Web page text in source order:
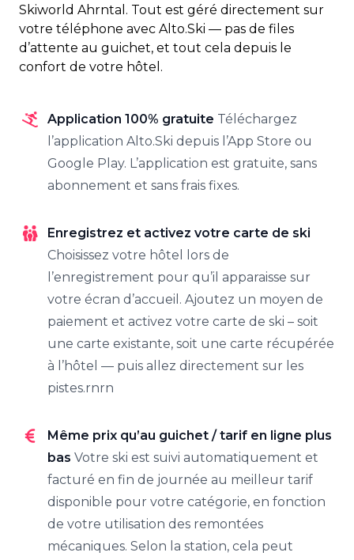
Skiworld Ahrntal. Tout est géré directement sur
votre téléphone avec Alto.Ski — pas de files
d’attente au guichet, et tout cela depuis le
confort de votre hôtel.
Application 100% gratuite Téléchargez
l’application Alto.Ski depuis l’App Store ou
Google Play. L’application est gratuite, sans
abonnement et sans frais fixes.
Enregistrez et activez votre carte de ski
Choisissez votre hôtel lors de
l’enregistrement pour qu’il apparaisse sur
votre écran d’accueil. Ajoutez un moyen de
paiement et activez votre carte de ski – soit
une carte existante, soit une carte récupérée
à l’hôtel — puis allez directement sur les
pistes.rnrn
Même prix qu’au guichet / tarif en ligne plus
bas Votre ski est suivi automatiquement et
facturé en fin de journée au meilleur tarif
disponible pour votre catégorie, en fonction
de votre utilisation des remontées
mécaniques. Selon la station, cela peut